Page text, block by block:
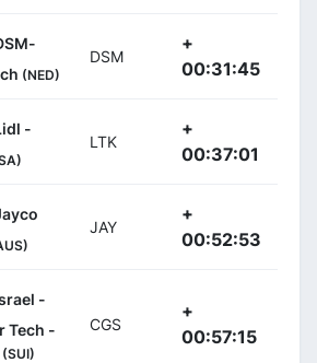
(NED)
DSM
+
00:31:45
-
LTK
+
00:37:01
JAY
+
00:52:53
-
Tech -
(SUI)
CGS
+
00:57:15